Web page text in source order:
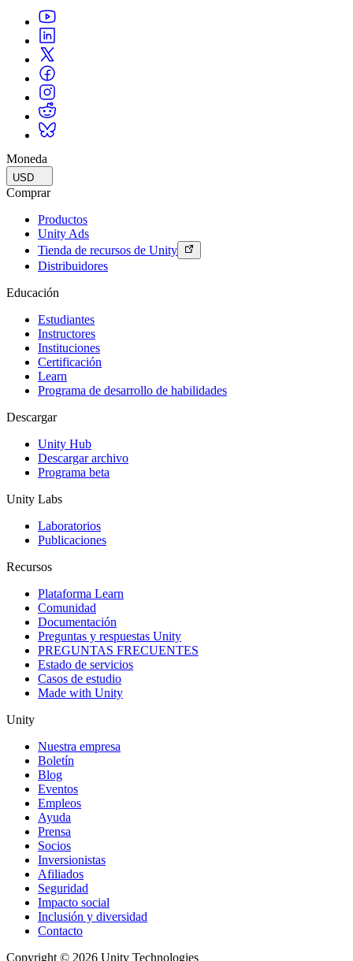
Moneda
USD
Comprar
Productos
Unity Ads
Tienda de recursos de Unity
Distribuidores
Educación
Estudiantes
Instructores
Instituciones
Certificación
Learn
Programa de desarrollo de habilidades
Descargar
Unity Hub
Descargar archivo
Programa beta
Unity Labs
Laboratorios
Publicaciones
Recursos
Plataforma Learn
Comunidad
Documentación
Preguntas y respuestas Unity
PREGUNTAS FRECUENTES
Estado de servicios
Casos de estudio
Made with Unity
Unity
Nuestra empresa
Boletín
Blog
Eventos
Empleos
Ayuda
Prensa
Socios
Inversionistas
Afiliados
Seguridad
Impacto social
Inclusión y diversidad
Contacto
Copyright © 2026 Unity Technologies